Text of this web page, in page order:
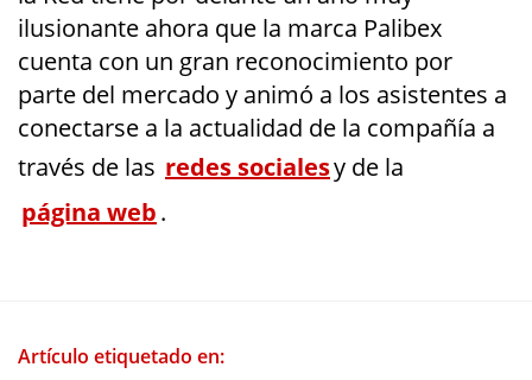
ilusionante ahora que la marca Palibex
cuenta con un gran reconocimiento por
parte del mercado y animó a los asistentes a
conectarse a la actualidad de la compañía a
través de las redes socialesy de la
página web.
Artículo etiquetado en: